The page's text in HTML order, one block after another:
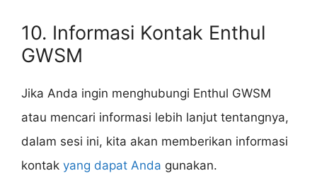
10. Informasi Kontak Enthul
GWSM
Jika Anda ingin menghubungi Enthul GWSM
atau mencari informasi lebih lanjut tentangnya,
dalam sesi ini, kita akan memberikan informasi
kontak yang dapat Anda gunakan.